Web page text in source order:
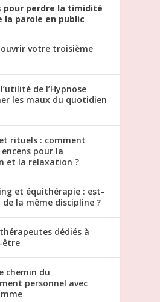
pour perdre la timidité
la parole en public
votre troisième
de l’Hypnose
les maux du quotidien
rituels : comment
pour la
et la relaxation ?
et équithérapie : est-
la même discipline ?
dédiés à
être
chemin du
personnel avec